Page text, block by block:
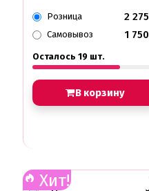
Розница 2 275
Самовывоз 1 750
Осталось 19 шт.
В корзину
Хит!